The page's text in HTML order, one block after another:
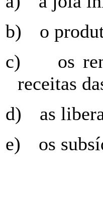
b)
o
c)
os
receitas
d)
as
e)
os